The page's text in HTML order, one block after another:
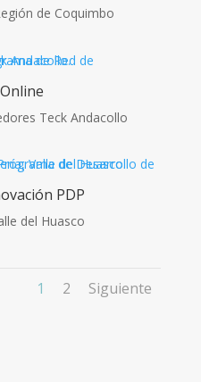
de Coquimbo
Teck Andacollo
PDP
del Huasco
1 2 Siguiente